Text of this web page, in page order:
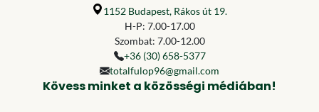
1152 Budapest, Rákos út 19.
H-P: 7.00-17.00
Szombat: 7.00-12.00
+36 (30) 658-5377
totalfulop96@gmail.com
Kövess minket a közösségi médiában!